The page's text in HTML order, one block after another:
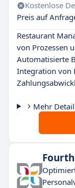
Kostenlose
Preis auf
Restaurant
von Prozessen
Automatisierte
Integration von
Mehr
Fourth